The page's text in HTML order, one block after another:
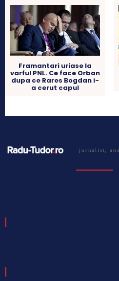
Framantari uriase la
varful PNL. Ce face Orban
dupa ce Rares Bogdan i-
a cerut capul
jurnalist,